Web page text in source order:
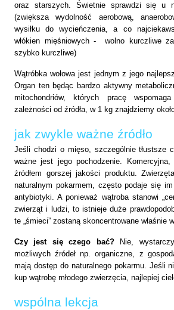
oraz starszych. Świetnie sprawdzi się u
(zwiększa wydolność aerobową,
wysiłku do wycieńczenia, a co
włókien mięśniowych - wolno kurczliwe
szybko kurczliwe)
Wątróbka wołowa jest jednym z jego
Organ ten będąc bardzo aktywny
mitochondriów, których pracę
zależności od źródła, w 1 kg znajdziemy
jak zwykle ważne źródło
Jeśli chodzi o mięso, szczególnie tłustsze
ważne jest jego pochodzenie.
źródłem gorszej jakości produktu.
naturalnym pokarmem, często podaje się
antybiotyki. A ponieważ wątroba stanowi
zwierząt i ludzi, to istnieje duże
te „śmieci” zostaną skoncentrowane właśnie
Czy jest się czego bać?
Nie,
możliwych źródeł np. organiczne, z
mają dostęp do naturalnego pokarmu. Jeśli
kup wątrobę młodego zwierzęcia, najlepiej
wspólna lekcja